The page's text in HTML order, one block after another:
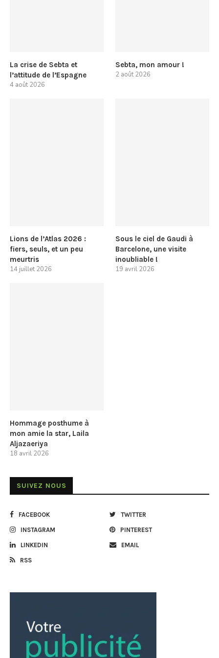
La crise de Sebta et
l’attitude de l’Espagne
4 août 2026
Sebta, mon amour !
2 août 2026
Lions de l’Atlas 2026 :
fiers, seuls, et un peu
meurtris
14 juillet 2026
Sous le ciel de Gaudi à
Barcelone, une visite
inoubliable !
19 avril 2026
Hommage posthume à
mon amie la star, Laila
Aljazaeriya
18 avril 2026
SUIVEZ NOUS
FACEBOOK TWITTER
INSTAGRAM PINTEREST
LINKEDIN EMAIL
RSS